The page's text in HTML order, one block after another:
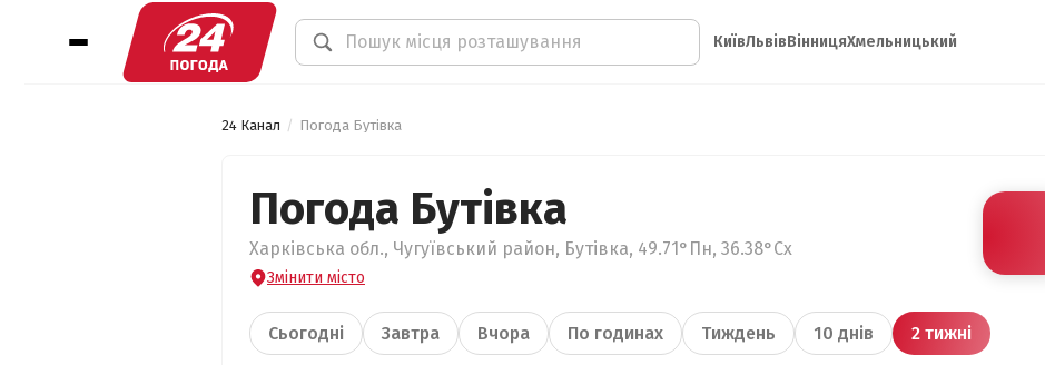
КиївЛьвівВінницяХмельницький
24 Канал Погода Бутівка
Погода Бутівка
Харківська обл., Чугуївський район, Бутівка, 49.71°Пн, 36.38°Сх
Змінити місто
Сьогодні Завтра Вчора По годинах Тиждень 10 днів 2 тижні